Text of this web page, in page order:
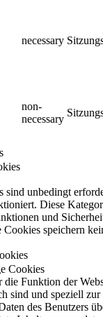
necessary
non-
necessary
sind unbedingt
Diese
und
Cookies speichern
Cookies
Funktion der
sind und speziell zur
des Benutzers